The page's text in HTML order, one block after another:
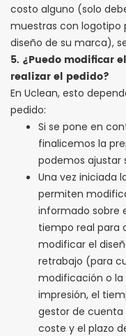
costo alguno (solo
muestras con logotipo
diseño de su marca),
5. ¿Puedo modificar
realizar el pedido?
En Uclean, esto
pedido:
Si se pone en
finalicemos la
podemos ajustar
Una vez iniciada
permiten
informado sobre
tiempo real para
modificar el
retrabajo (para
modificación o
impresión, el
gestor de cuenta
coste y el plazo